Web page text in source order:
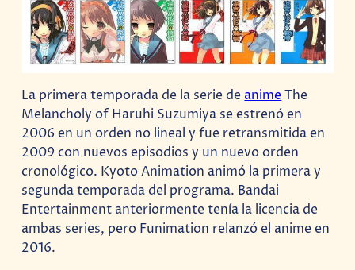
La primera temporada de la serie de animeThe
Melancholy of Haruhi Suzumiya se estrenó en
2006 en un orden no lineal y fue retransmitida en
2009 con nuevos episodios y un nuevo orden
cronológico. Kyoto Animation animó la primera y
segunda temporada del programa. Bandai
Entertainment anteriormente tenía la licencia de
ambas series, pero Funimation relanzó el anime en
2016.